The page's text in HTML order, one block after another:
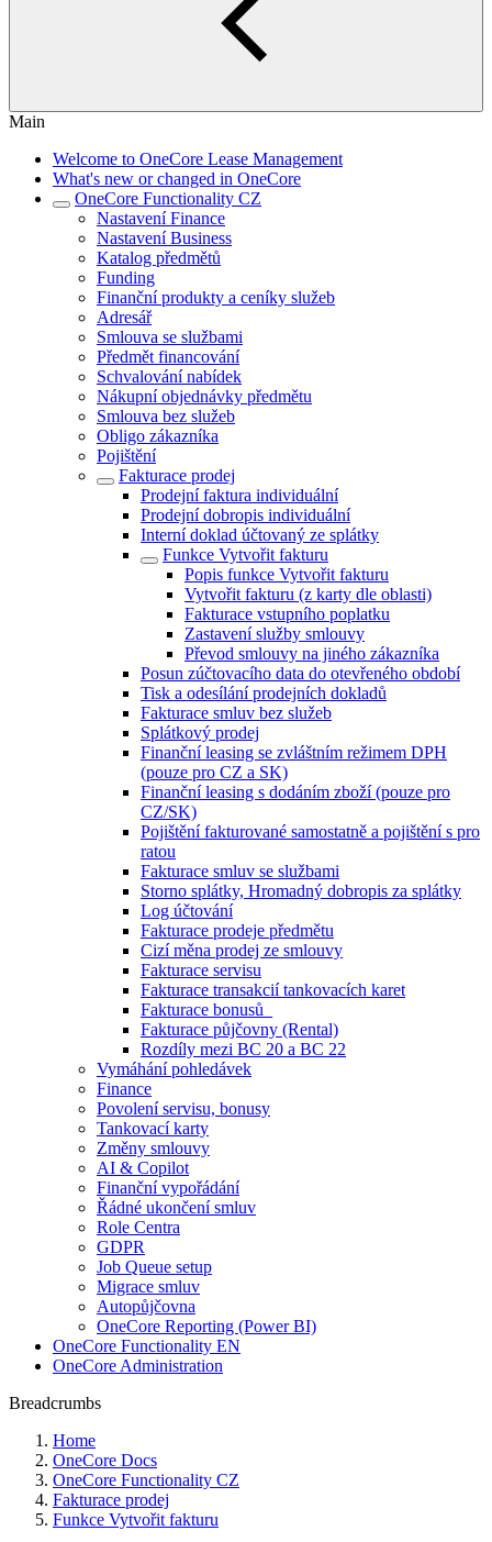
Main
Welcome to OneCore Lease Management
What's new or changed in OneCore
OneCore Functionality CZ
Nastavení Finance
Nastavení Business
Katalog předmětů
Funding
Finanční produkty a ceníky služeb
Adresář
Smlouva se službami
Předmět financování
Schvalování nabídek
Nákupní objednávky předmětu
Smlouva bez služeb
Obligo zákazníka
Pojištění
Fakturace prodej
Prodejní faktura individuální
Prodejní dobropis individuální
Interní doklad účtovaný ze splátky
Funkce Vytvořit fakturu
Popis funkce Vytvořit fakturu
Vytvořit fakturu (z karty dle oblasti)
Fakturace vstupního poplatku
Zastavení služby smlouvy
Převod smlouvy na jiného zákazníka
Posun zúčtovacího data do otevřeného období
Tisk a odesílání prodejních dokladů
Fakturace smluv bez služeb
Splátkový prodej
Finanční leasing se zvláštním režimem DPH
(pouze pro CZ a SK)
Finanční leasing s dodáním zboží (pouze pro
CZ/SK)
Pojištění fakturované samostatně a pojištění s pro
ratou
Fakturace smluv se službami
Storno splátky, Hromadný dobropis za splátky
Log účtování
Fakturace prodeje předmětu
Cizí měna prodej ze smlouvy
Fakturace servisu
Fakturace transakcií tankovacích karet
Fakturace bonusů_
Fakturace půjčovny (Rental)
Rozdíly mezi BC 20 a BC 22
Vymáhání pohledávek
Finance
Povolení servisu, bonusy
Tankovací karty
Změny smlouvy
AI & Copilot
Finanční vypořádání
Řádné ukončení smluv
Role Centra
GDPR
Job Queue setup
Migrace smluv
Autopůjčovna
OneCore Reporting (Power BI)
OneCore Functionality EN
OneCore Administration
Breadcrumbs
Home
OneCore Docs
OneCore Functionality CZ
Fakturace prodej
Funkce Vytvořit fakturu